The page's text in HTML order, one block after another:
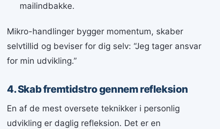
mailindbakke.
Mikro-handlinger bygger momentum, skaber
selvtillid og beviser for dig selv: “Jeg tager ansvar
for min udvikling.”
4. Skab fremtidstro gennem refleksion
En af de mest oversete teknikker i personlig
udvikling er daglig refleksion. Det er en